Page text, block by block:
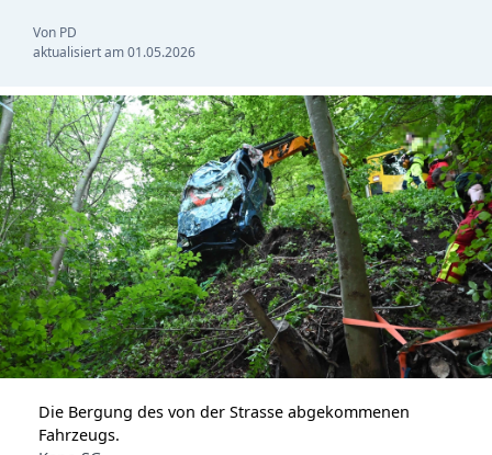
Von PD
aktualisiert am01.05.2026
Die Bergung des von der Strasse abgekommenen
Fahrzeugs.